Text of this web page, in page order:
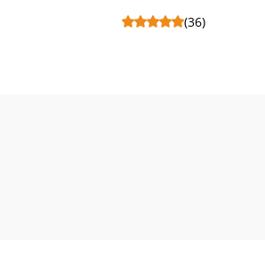
(36)